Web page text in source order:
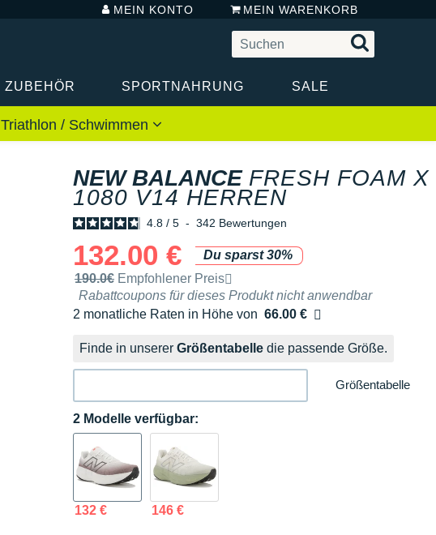
MEIN KONTO MEIN WARENKORB
ZUBEHÖR SPORTNAHRUNG SALE
Triathlon / Schwimmen
NEW BALANCE FRESH FOAM X
1080 V14 HERREN
4.8 / 5 - 342 Bewertungen
132.00 €
Du sparst 30%
Unverbindliche Preisempfehlung der Marke
190.0€ Empfohlener Preis
Rabattcoupons für dieses Produkt nicht anwendbar
2 monatliche Raten in Höhe von 66.00 €
Ohne Zusatzkosten
Finde in unserer Größentabelle die passende Größe.
Größentabelle
2 Modelle verfügbar:
132 € 146 €